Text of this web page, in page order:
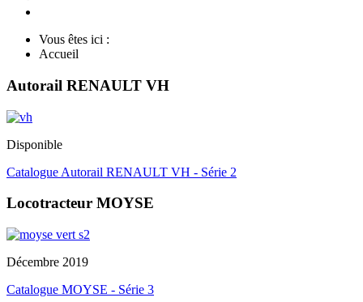
Vous êtes ici :
Accueil
Autorail RENAULT VH
Disponible
Catalogue Autorail RENAULT VH - Série 2
Locotracteur MOYSE
Décembre 2019
Catalogue MOYSE - Série 3